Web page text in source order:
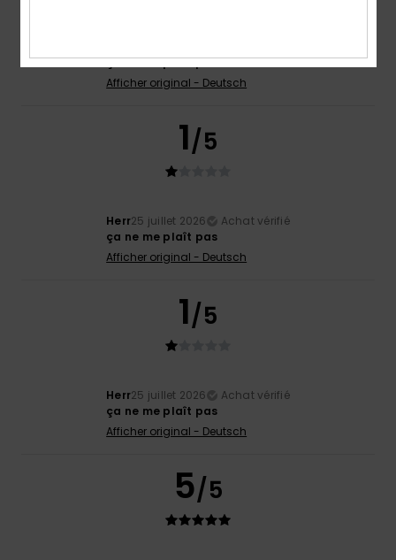
ça ne me plaît pas
Afficher original - Deutsch
1/5
Herr25 juillet 2026
Achat vérifié
ça ne me plaît pas
Afficher original - Deutsch
1/5
Herr25 juillet 2026
Achat vérifié
ça ne me plaît pas
Afficher original - Deutsch
5/5